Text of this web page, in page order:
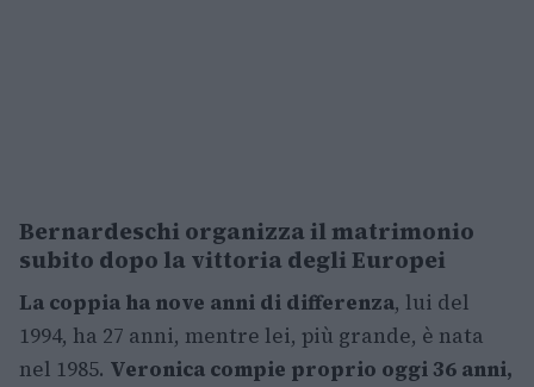
Bernardeschi organizza il matrimonio
subito dopo la vittoria degli Europei
La coppia ha nove anni di differenza, lui del
1994, ha 27 anni, mentre lei, più grande, è nata
nel 1985. Veronica compie proprio oggi 36 anni,